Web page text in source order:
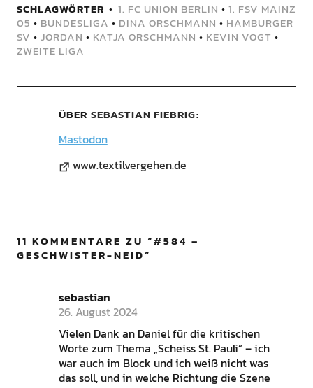
SCHLAGWÖRTER 1. FC UNION BERLIN • 1. FSV MAINZ
05 • BUNDESLIGA • DINA ORSCHMANN • HAMBURGER
SV • JORDAN • KATJA ORSCHMANN • KEVIN VOGT •
ZWEITE LIGA
ÜBER SEBASTIAN FIEBRIG
Mastodon
www.textilvergehen.de
11 KOMMENTARE ZU “#584 –
GESCHWISTER-NEID”
sebastian
26. August 2024
Vielen Dank an Daniel für die kritischen
Worte zum Thema „Scheiss St. Pauli“ – ich
war auch im Block und ich weiß nicht was
das soll, und in welche Richtung die Szene